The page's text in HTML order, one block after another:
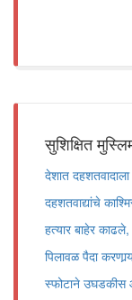
सुशिक्षित
देशात
दहशतवाद्यांचे
हत्यार बाहेर
पिलावळ पैदा
स्फोटाने उघडकीस